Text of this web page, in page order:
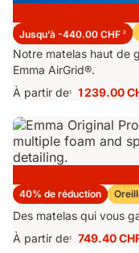
Jusqu’à -440.00 CHF 2
Matelas Emma
Notre matelas haut de
Emma AirGrid®.
À partir de1
Prix
1 239.00
40% de réduction
Matelas Emma
Des matelas qui vous
À partir de1
Prix
749.40